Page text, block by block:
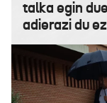
talka egin
adierazi du